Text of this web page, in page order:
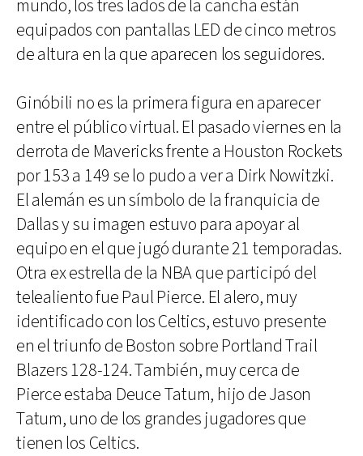
mundo, los tres lados de la cancha están
equipados con pantallas LED de cinco metros
de altura en la que aparecen los seguidores.
Ginóbili no es la primera figura en aparecer
entre el público virtual. El pasado viernes en la
derrota de Mavericks frente a Houston Rockets
por 153 a 149 se lo pudo a ver a Dirk Nowitzki.
El alemán es un símbolo de la franquicia de
Dallas y su imagen estuvo para apoyar al
equipo en el que jugó durante 21 temporadas.
Otra ex estrella de la NBA que participó del
telealiento fue Paul Pierce. El alero, muy
identificado con los Celtics, estuvo presente
en el triunfo de Boston sobre Portland Trail
Blazers 128-124. También, muy cerca de
Pierce estaba Deuce Tatum, hijo de Jason
Tatum, uno de los grandes jugadores que
tienen los Celtics.